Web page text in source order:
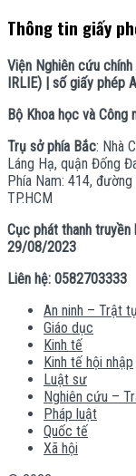
Thông tin giấy
Viện Nghiên cứu
IRLIE) | số giấy phép
Bộ Khoa học và Công
Trụ sở phía Bắc: Nhà
Láng Hạ, quận Đống
Phía Nam: 414,
TP.HCM
Cục phát thanh
29/08/2023
Liên hệ: 0582703333
An ninh – Trật
Giáo dục
Kinh tế
Kinh tế hội nhập
Luật sư
Nghiên cứu –
Pháp luật
Quốc tế
Xã hội